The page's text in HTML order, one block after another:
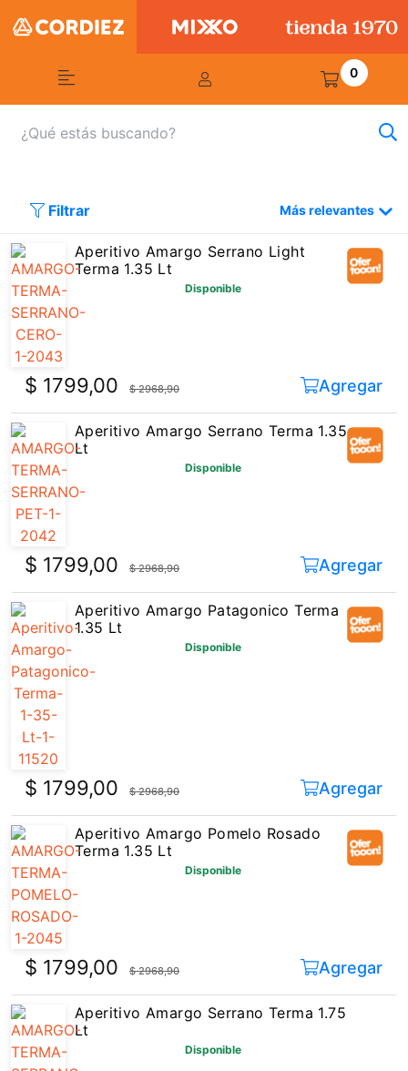
0
Filtrar Más relevantes
Aperitivo Amargo Serrano Light
Terma 1.35 Lt
Disponible
$ 1799,00 $ 2968,90 Agregar
Aperitivo Amargo Serrano Terma 1.35
Lt
Disponible
$ 1799,00 $ 2968,90 Agregar
Aperitivo Amargo Patagonico Terma
1.35 Lt
Disponible
$ 1799,00 $ 2968,90 Agregar
Aperitivo Amargo Pomelo Rosado
Terma 1.35 Lt
Disponible
$ 1799,00 $ 2968,90 Agregar
Aperitivo Amargo Serrano Terma 1.75
Lt
Disponible